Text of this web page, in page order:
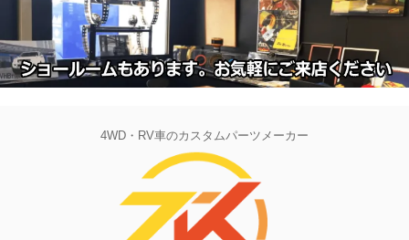
4WD・RV車のカスタムパーツメーカー